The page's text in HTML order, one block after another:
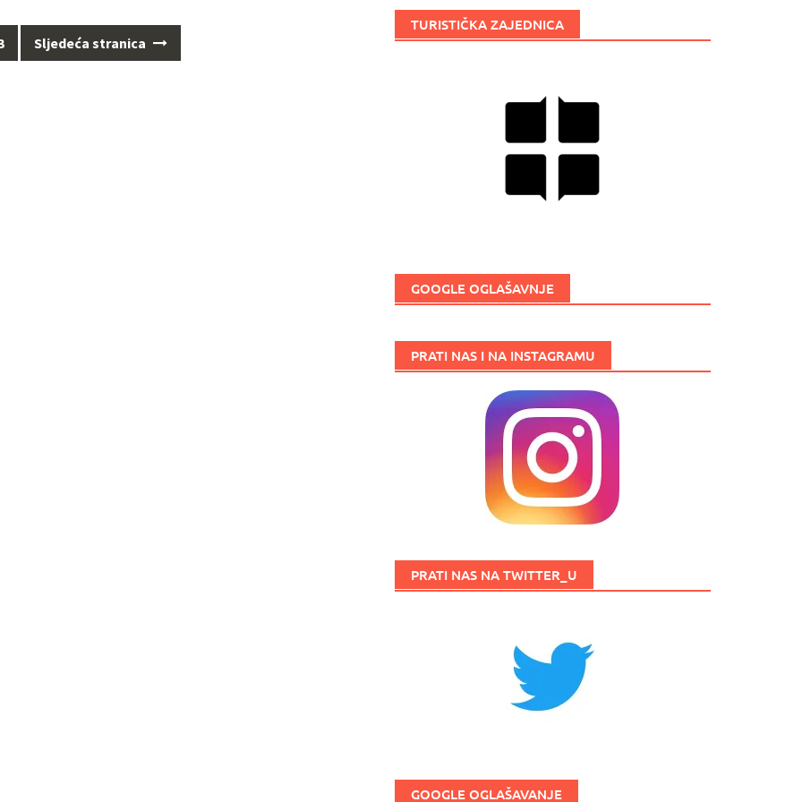
Sljedeća stranica
TURISTIČKA ZAJEDNICA
GOOGLE OGLAŠAVNJE
PRATI NAS I NA INSTAGRAMU
PRATI NAS NA TWITTER_U
GOOGLE OGLAŠAVANJE